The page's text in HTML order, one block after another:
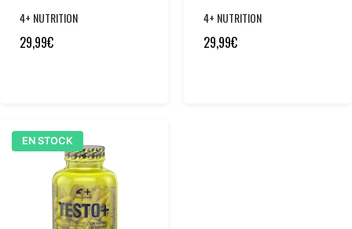
4+ NUTRITION
29,99€
4+ NUTRITION
29,99€
EN STOCK